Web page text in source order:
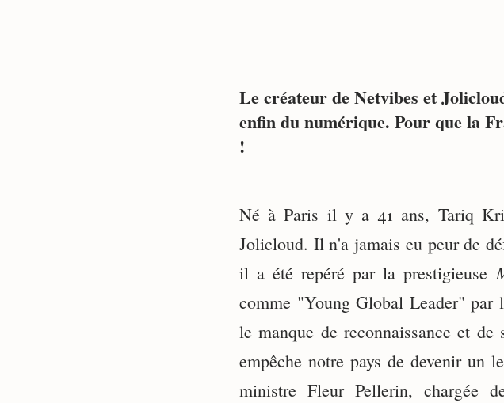
Le créateur de Netvibes et
enfin du numérique. Pour que la
!
Né à Paris il y a 41 ans, Tariq
Jolicloud. Il n'a jamais eu peur de
il a été repéré par la prestigieuse
comme "Young Global Leader" par
le manque de reconnaissance et
empêche notre pays de devenir un
ministre Fleur Pellerin, chargée